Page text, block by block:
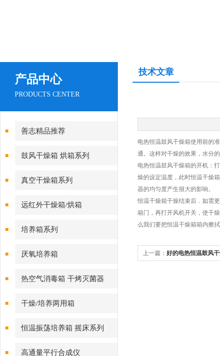
产品中心
PRODUCTS CENTER
善志精品推荐
鼓风干燥箱 烘箱系列
真空干燥箱系列
远红外干燥箱/烘箱
培养箱系列
厌氧培养箱
热空气消毒箱 干烤灭菌器
干燥/培养两用箱
恒温振荡培养箱 摇床系列
高通量平行合成仪
技术文章
电热恒温鼓风干燥箱使用前的
通。这样对干燥的效果，水分
电热恒温鼓风干燥箱的开机：
燥的设定温度，此时恒温干燥
器的均匀度产生很大的影响。
恒温干燥箱干燥结束后．如需
箱门，再打开风机开关，使干
么我们要把恒温干燥箱箱内擦
上一篇： 好的电热恒温鼓风